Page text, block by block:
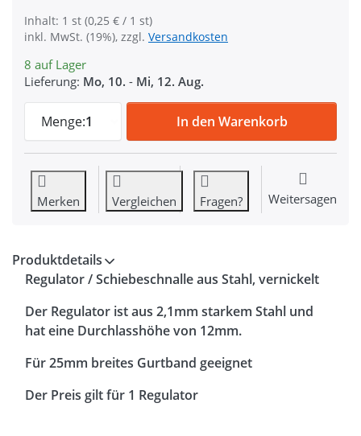
Inhalt: 1 st (0,25 € / 1 st)
inkl. MwSt. (19%), zzgl. Versandkosten
8 auf Lager
Lieferung: Mo, 10. - Mi, 12. Aug.
Menge:1
Regulator / Schieber aus Stahl, für
In den Warenkorb
Merken Vergleichen Fragen? Weitersagen
Produktdetails
Regulator / Schiebeschnalle aus Stahl, vernickelt
Der Regulator ist aus 2,1mm starkem Stahl und
hat eine Durchlasshöhe von 12mm.
Für 25mm breites Gurtband geeignet
Der Preis gilt für 1 Regulator